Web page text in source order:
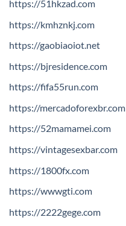
https://51hkzad.com
https://kmhznkj.com
https://gaobiaoiot.net
https://bjresidence.com
https://fifa55run.com
https://mercadoforexbr.com
https://52mamamei.com
https://vintagesexbar.com
https://1800fx.com
https://wwwgti.com
https://2222gege.com